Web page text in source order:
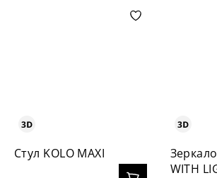
Стул KOLO MAXI
WITH